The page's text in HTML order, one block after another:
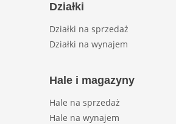
Działki
Działki na sprzedaż
Działki na wynajem
Hale i magazyny
Hale na sprzedaż
Hale na wynajem